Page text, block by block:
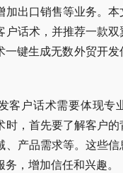
加出口销售等业务。
户话术，并推荐一款
一键生成无数外贸开
客户话术需要体现专
时，首先要了解客户
、产品需求等。这些
，增加信任和兴趣。